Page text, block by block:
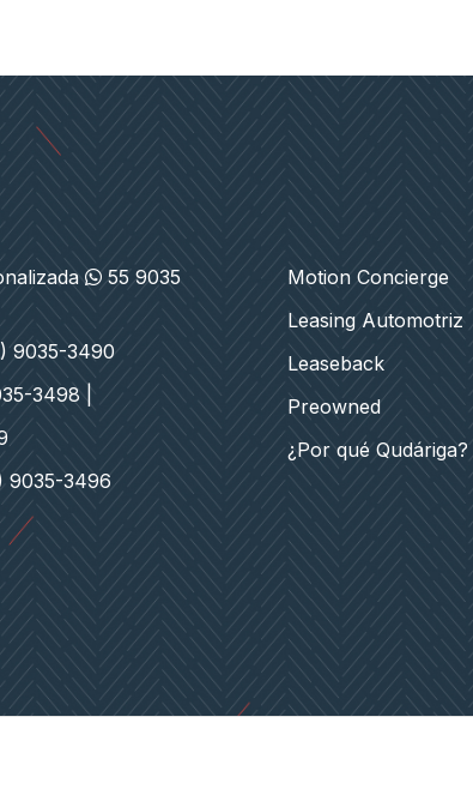
55 9035
9035-3490
3498 |
9035-3496
Motion Concierge
Leasing Automotriz
Leaseback
Preowned
¿Por qué Qudáriga?